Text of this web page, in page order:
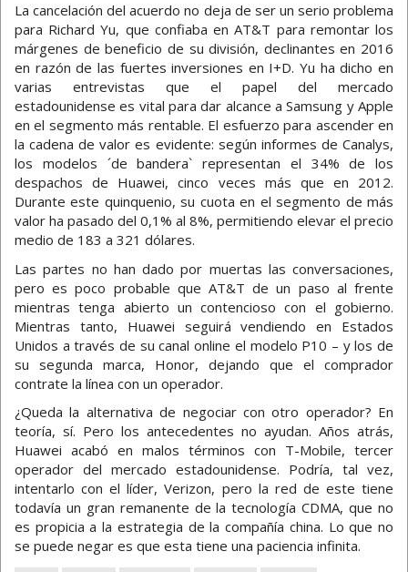
La cancelación del acuerdo no deja de ser un serio problema
para Richard Yu, que confiaba en AT&T para remontar los
márgenes de beneficio de su división, declinantes en 2016
en razón de las fuertes inversiones en I+D. Yu ha dicho en
varias entrevistas que el papel del mercado
estadounidense es vital para dar alcance a Samsung y Apple
en el segmento más rentable. El esfuerzo para ascender en
la cadena de valor es evidente: según informes de Canalys,
los modelos ´de bandera` representan el 34% de los
despachos de Huawei, cinco veces más que en 2012.
Durante este quinquenio, su cuota en el segmento de más
valor ha pasado del 0,1% al 8%, permitiendo elevar el precio
medio de 183 a 321 dólares.
Las partes no han dado por muertas las conversaciones,
pero es poco probable que AT&T de un paso al frente
mientras tenga abierto un contencioso con el gobierno.
Mientras tanto, Huawei seguirá vendiendo en Estados
Unidos a través de su canal online el modelo P10 – y los de
su segunda marca, Honor, dejando que el comprador
contrate la línea con un operador.
¿Queda la alternativa de negociar con otro operador? En
teoría, sí. Pero los antecedentes no ayudan. Años atrás,
Huawei acabó en malos términos con T-Mobile, tercer
operador del mercado estadounidense. Podría, tal vez,
intentarlo con el líder, Verizon, pero la red de este tiene
todavía un gran remanente de la tecnología CDMA, que no
es propicia a la estrategia de la compañía china. Lo que no
se puede negar es que esta tiene una paciencia infinita.